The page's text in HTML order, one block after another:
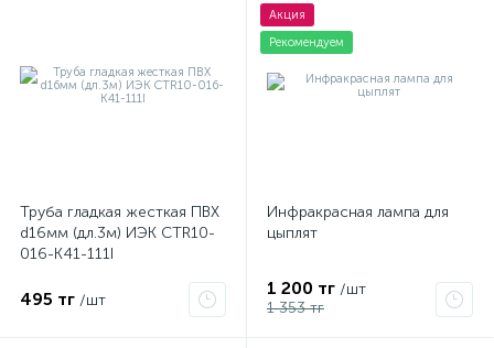
Труба гладкая жесткая ПВХ
d16мм (дл.3м) ИЭК CTR10-
016-K41-111I
495 тг /шт
Акция
Рекомендуем
Инфракрасная лампа для
цыплят
1 200 тг /шт
1 353 тг